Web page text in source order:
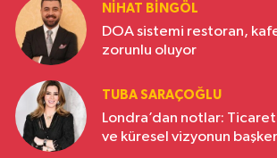
NIHAT BINGÖL
DOA sistemi restoran,
zorunlu oluyor
TUBA SARAÇOĞLU
Londra’dan notlar:
ve küresel vizyonun